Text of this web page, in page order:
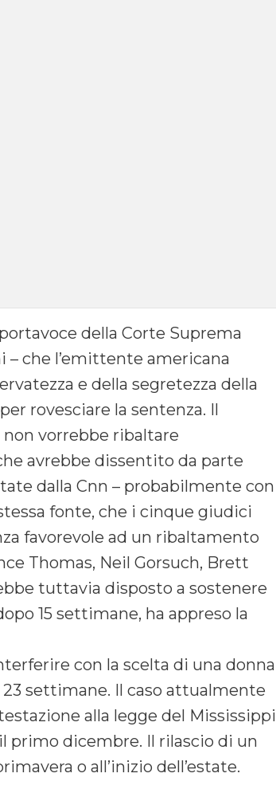
della Corte Suprema
– che l’emittente americana
e della segretezza della
rovesciare la sentenza. Il
vorrebbe ribaltare
avrebbe dissentito da parte
dalla Cnn – probabilmente con
fonte, che i cinque giudici
favorevole ad un ribaltamento
Thomas, Neil Gorsuch, Brett
tuttavia disposto a sostenere
15 settimane, ha appreso la
con la scelta di una donna
settimane. Il caso attualmente
alla legge del Mississippi
primo dicembre. Il rilascio di un
o all’inizio dell’estate.